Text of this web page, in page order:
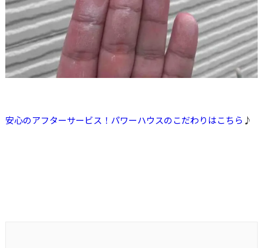
安心のアフターサービス！パワーハウスのこだわりはこちら ♪